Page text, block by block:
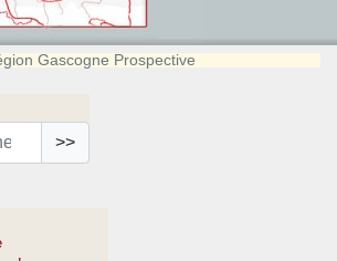
Gascogne Prospective
>>